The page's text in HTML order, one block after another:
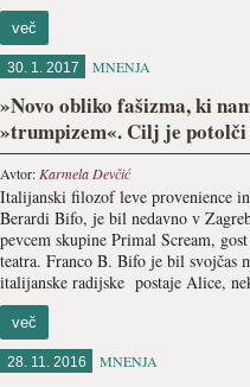
več
30. 1. 2017 MNENJA
»Novo obliko fašizma, ki
»trumpizem«. Cilj je
Avtor: Karmela Devčić
Italijanski filozof leve provenience
Berardi Bifo, je bil nedavno v
pevcem skupine Primal Scream,
teatra. Franco B. Bifo je bil svojčas
italijanske radijske postaje Alice,
več
28. 11. 2016 MNENJA